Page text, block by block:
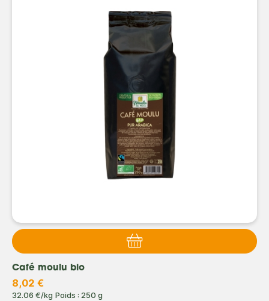
Café moulu bio
8,02 €
32.06 €/kg Poids : 250 g